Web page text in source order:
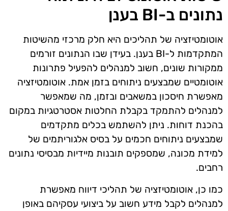
נתונים ב-BI בענן
אוטומטיזציה של תהליכים היא חלק מרכזי מהשיטות
המתקדמות ל-BI בענן. בעידן שבו הנתונים זורמים
ממקורות שונים, חשוב למנהלים להפעיל פתרונות
אוטומטיים שמבצעים ניתוחים בזמן אמת. אוטומטיזציה
מאפשרת חיסכון במשאבים ובזמן, מה שמאפשר
למנהלים להתמקד בקבלת החלטות אסטרטגיות במקום
בהכנת דוחות. ניתן להשתמש בכלים מתקדמים
שמבצעים ניתוחים חכמים על בסיס אלגוריתמים של
למידת מכונה, שמספקים תובנות מיידיות מבסיסי נתונים
רחבים.
כמו כן, אוטומטיזציה של תהליכי דיווח מאפשרת
למנהלים לקבל מידע חשוב על ביצועי עסקיהם באופן